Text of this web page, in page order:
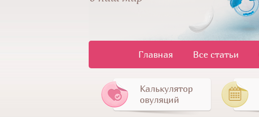
Главная Все статьи
Калькулятор
овуляций